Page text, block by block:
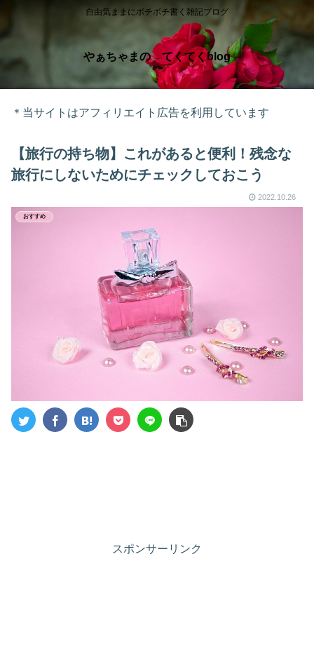
自由気ままにボチボチ書く雑記ブログ
やぁちゃまの てくてくblog
＊当サイトはアフィリエイト広告を利用しています
【旅行の持ち物】これがあると便利！残念な
旅行にしないためにチェックしておこう
2022.10.26
おすすめ
スポンサーリンク